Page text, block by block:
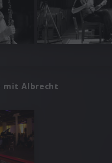
mit Albrecht